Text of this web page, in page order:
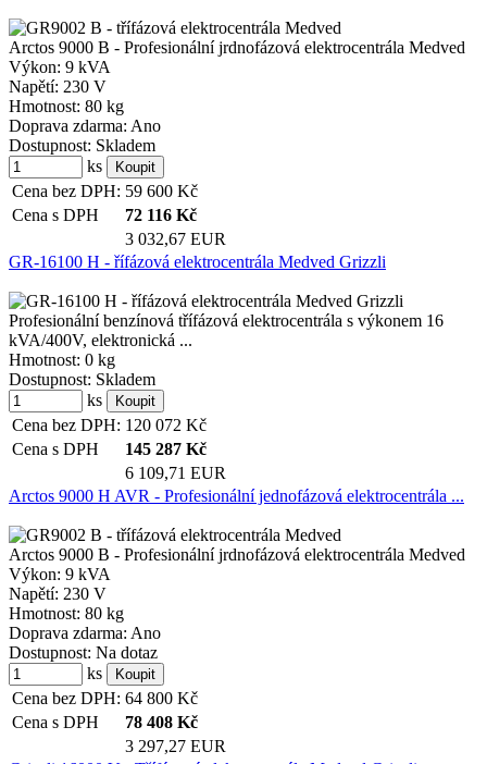
Arctos 9000 B - Profesionální jrdnofázová elektrocentrála Medved
Výkon: 9 kVA
Napětí: 230 V
Hmotnost: 80 kg
Doprava zdarma: Ano
Dostupnost: Skladem
ks
Cena bez DPH: 59 600 Kč
Cena s DPH
72 116 Kč
3 032,67 EUR
GR-16100 H - řífázová elektrocentrála Medved Grizzli
Profesionální benzínová třífázová elektrocentrála s výkonem 16
kVA/400V, elektronická ...
Hmotnost: 0 kg
Dostupnost: Skladem
ks
Cena bez DPH: 120 072 Kč
Cena s DPH
145 287 Kč
6 109,71 EUR
Arctos 9000 H AVR - Profesionální jednofázová elektrocentrála ...
Arctos 9000 B - Profesionální jrdnofázová elektrocentrála Medved
Výkon: 9 kVA
Napětí: 230 V
Hmotnost: 80 kg
Doprava zdarma: Ano
Dostupnost: Na dotaz
ks
Cena bez DPH: 64 800 Kč
Cena s DPH
78 408 Kč
3 297,27 EUR